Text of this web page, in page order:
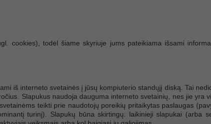
cookies), todėl šiame skyriuje jums pateikiama išsami
iš interneto svetainės į jūsų kompiuterio standųjį diską. Tai
Slapukus naudoja dauguma interneto svetainių, nes jie yra
teikti prie naudotojų poreikių pritaikytas paslaugas
turinį). Slapukų būna skirtingų: laikinieji slapukai (arba